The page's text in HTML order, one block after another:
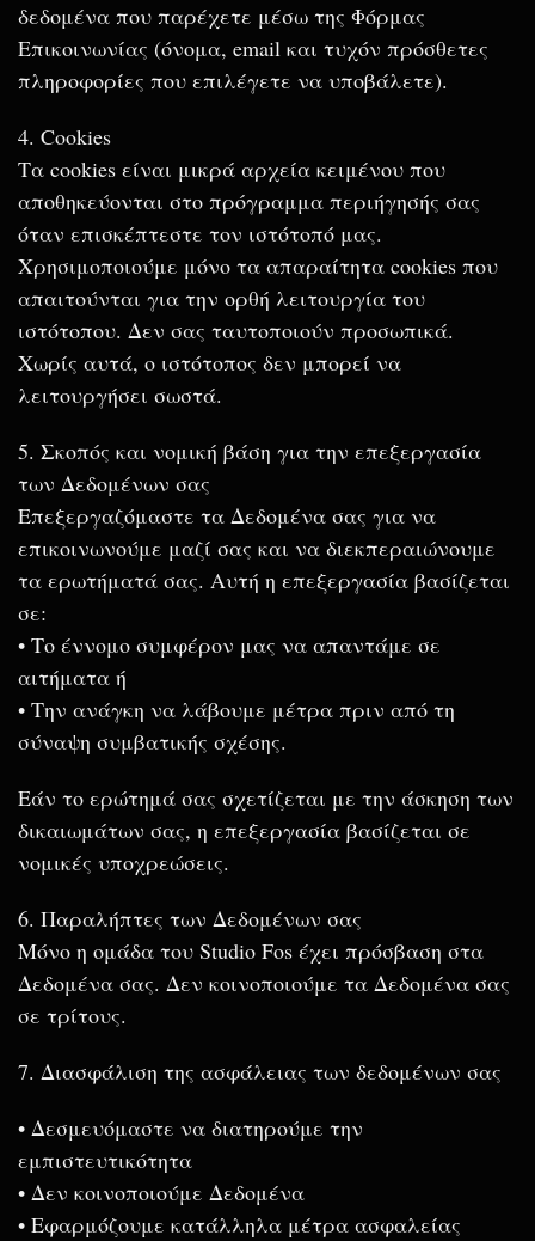
δεδομένα που παρέχετε μέσω της Φόρμας
Επικοινωνίας (όνομα, email και τυχόν πρόσθετες
πληροφορίες που επιλέγετε να υποβάλετε).
4. Cookies
Τα cookies είναι μικρά αρχεία κειμένου που
αποθηκεύονται στο πρόγραμμα περιήγησής σας
όταν επισκέπτεστε τον ιστότοπό μας.
Χρησιμοποιούμε μόνο τα απαραίτητα cookies που
απαιτούνται για την ορθή λειτουργία του
ιστότοπου. Δεν σας ταυτοποιούν προσωπικά.
Χωρίς αυτά, ο ιστότοπος δεν μπορεί να
λειτουργήσει σωστά.
5. Σκοπός και νομική βάση για την επεξεργασία
των Δεδομένων σας
Επεξεργαζόμαστε τα Δεδομένα σας για να
επικοινωνούμε μαζί σας και να διεκπεραιώνουμε
τα ερωτήματά σας. Αυτή η επεξεργασία βασίζεται
σε:
• Το έννομο συμφέρον μας να απαντάμε σε
αιτήματα ή
• Την ανάγκη να λάβουμε μέτρα πριν από τη
σύναψη συμβατικής σχέσης.
Εάν το ερώτημά σας σχετίζεται με την άσκηση των
δικαιωμάτων σας, η επεξεργασία βασίζεται σε
νομικές υποχρεώσεις.
6. Παραλήπτες των Δεδομένων σας
Μόνο η ομάδα του Studio Fos έχει πρόσβαση στα
Δεδομένα σας. Δεν κοινοποιούμε τα Δεδομένα σας
σε τρίτους.
7. Διασφάλιση της ασφάλειας των δεδομένων σας
• Δεσμευόμαστε να διατηρούμε την
εμπιστευτικότητα
• Δεν κοινοποιούμε Δεδομένα
• Εφαρμόζουμε κατάλληλα μέτρα ασφαλείας